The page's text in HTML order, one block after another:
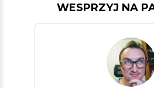
WESPRZYJ NA